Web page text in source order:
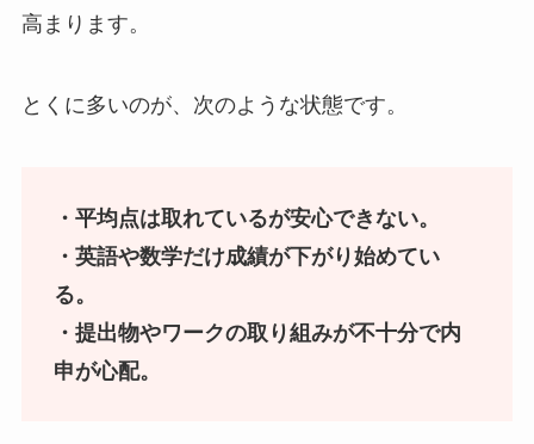
高まります。
とくに多いのが、次のような状態です。
・平均点は取れているが安心できない。
・英語や数学だけ成績が下がり始めてい
る。
・提出物やワークの取り組みが不十分で内
申が心配。